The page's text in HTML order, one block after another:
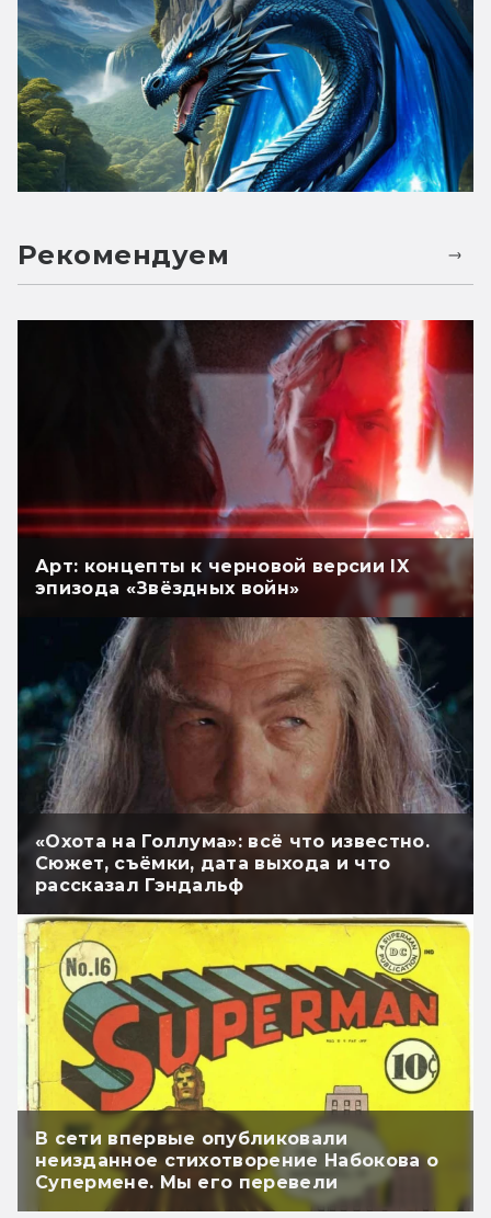
Рекомендуем
Арт: концепты к черновой версии IX
эпизода «Звёздных войн»
«Охота на Голлума»: всё что известно.
Сюжет, съёмки, дата выхода и что
рассказал Гэндальф
В сети впервые опубликовали
неизданное стихотворение Набокова о
Супермене. Мы его перевели